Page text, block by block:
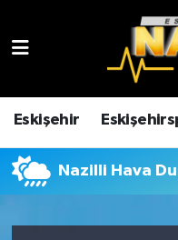
Eskişehir
Nazilli Hava
Çevre
Dünya
Eskişehir Hava
Eskişehir Trafik
TFF 3.Lig 4.Grup